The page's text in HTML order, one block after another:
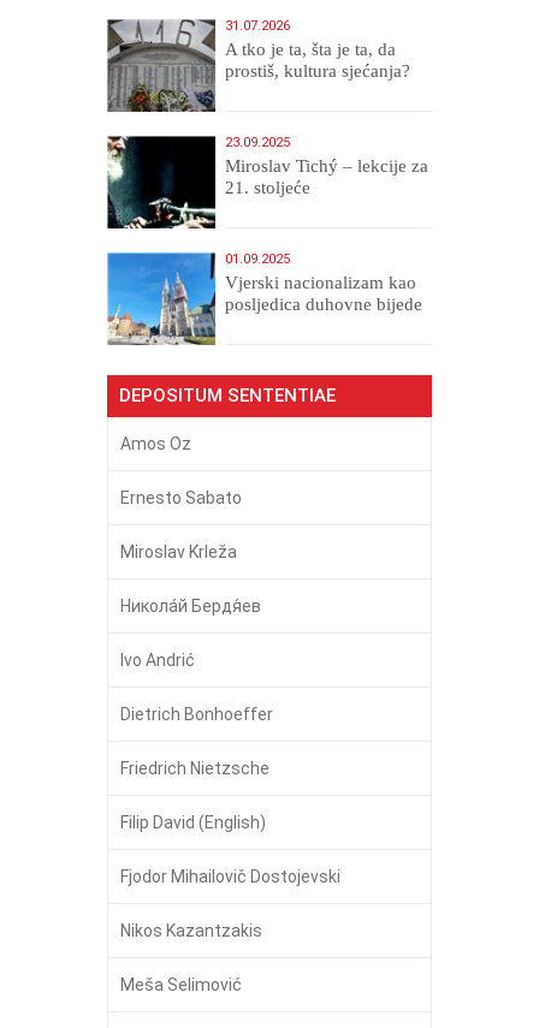
31.07.2026
A tko je ta, šta je ta, da
prostiš, kultura sjećanja?
23.09.2025
Miroslav Tichý – lekcije za
21. stoljeće
01.09.2025
​Vjerski nacionalizam kao
posljedica duhovne bijede
DEPOSITUM SENTENTIAE
Amos Oz
Ernesto Sabato
Miroslav Krleža
Никола́й Бердя́ев
Ivo Andrić
Dietrich Bonhoeffer
Friedrich Nietzsche
Filip David (English)
Fjodor Mihailovič Dostojevski
Nikos Kazantzakis
Meša Selimović